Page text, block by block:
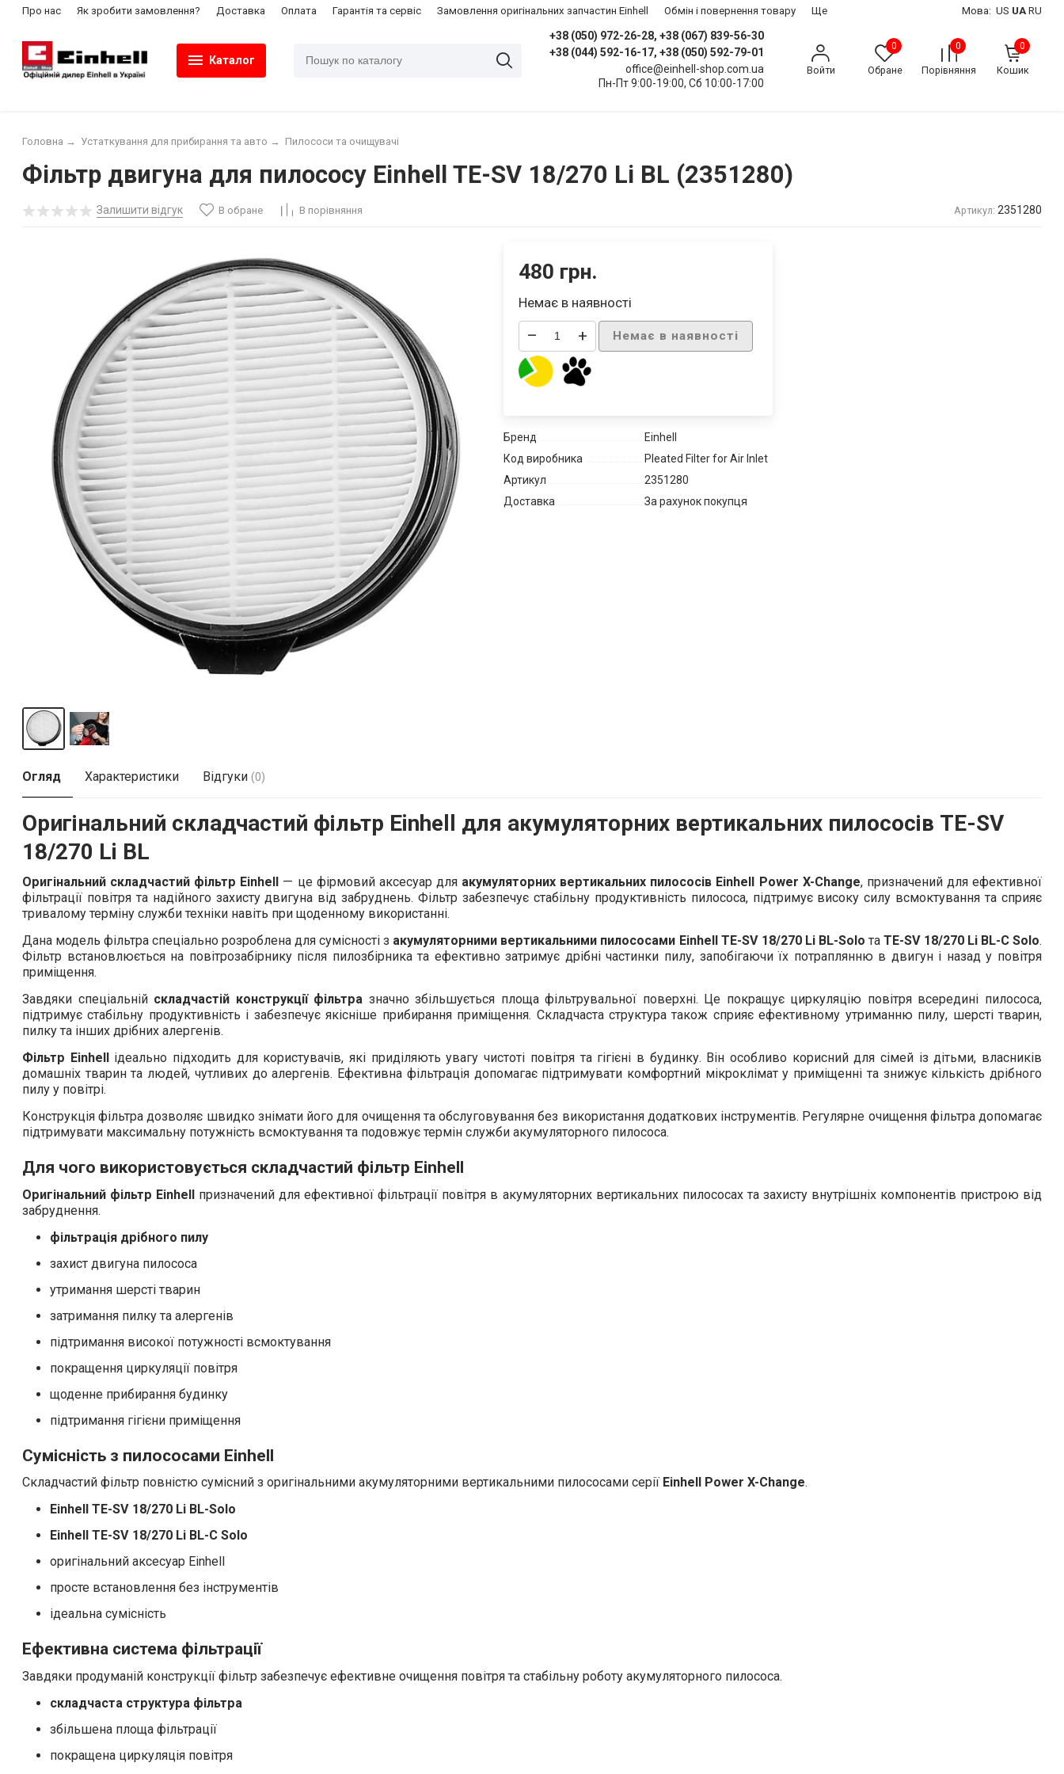
Про нас Як зробити замовлення? Доставка Оплата Гарантія та сервіс Замовлення оригінальних запчастин Einhell ​Обмін і повернення товару Ще Мова: US UA RU
Каталог
+38 (050) 972-26-28, +38 (067) 839-56-30
+38 (044) 592-16-17, +38 (050) 592-79-01
office@einhell-shop.com.ua
Пн-Пт 9:00-19:00, Сб 10:00-17:00
Войти
0
Обране
0
Порівняння
0
Кошик
Головна → Устаткування для прибирання та авто → Пилососи та очищувачі
Фільтр двигуна для пилососу Einhell TE-SV 18/270 Li BL (2351280)
Залишити відгук В обране В порівняння Артикул: 2351280
480 грн.
Немає в наявності
– + Немає в наявності
Бренд
Einhell
Код виробника
Pleated Filter for Air Inlet
Артикул
2351280
Доставка
За рахунок покупця
Огляд Характеристики Відгуки (0)
Оригінальний складчастий фільтр Einhell
для акумуляторних вертикальних пилососів TE-SV
18/270 Li BL
Оригінальний складчастий фільтр Einhell — це фірмовий аксесуар для акумуляторних вертикальних пилососів Einhell Power X-Change, призначений для ефективної
фільтрації повітря та надійного захисту двигуна від забруднень. Фільтр забезпечує стабільну продуктивність пилососа, підтримує високу силу всмоктування та сприяє
тривалому терміну служби техніки навіть при щоденному використанні.
Дана модель фільтра спеціально розроблена для сумісності з акумуляторними вертикальними пилососами Einhell TE-SV 18/270 Li BL-Solo та TE-SV 18/270 Li BL-C Solo.
Фільтр встановлюється на повітрозабірнику після пилозбірника та ефективно затримує дрібні частинки пилу, запобігаючи їх потраплянню в двигун і назад у повітря
приміщення.
Завдяки спеціальній складчастій конструкції фільтра значно збільшується площа фільтрувальної поверхні. Це покращує циркуляцію повітря всередині пилососа,
підтримує стабільну продуктивність і забезпечує якісніше прибирання приміщення. Складчаста структура також сприяє ефективному утриманню пилу, шерсті тварин,
пилку та інших дрібних алергенів.
Фільтр Einhellідеально підходить для користувачів, які приділяють увагу чистоті повітря та гігієні в будинку. Він особливо корисний для сімей із дітьми, власників
домашніх тварин та людей, чутливих до алергенів. Ефективна фільтрація допомагає підтримувати комфортний мікроклімат у приміщенні та знижує кількість дрібного
пилу у повітрі.
Конструкція фільтра дозволяє швидко знімати його для очищення та обслуговування без використання додаткових інструментів. Регулярне очищення фільтра допомагає
підтримувати максимальну потужність всмоктування та подовжує термін служби акумуляторного пилососа.
Для чого використовується складчастий фільтр Einhell
Оригінальний фільтр Einhell призначений для ефективної фільтрації повітря в акумуляторних вертикальних пилососах та захисту внутрішніх компонентів пристрою від
забруднення.
фільтрація дрібного пилу
захист двигуна пилососа
утримання шерсті тварин
затримання пилку та алергенів
підтримання високої потужності всмоктування
покращення циркуляції повітря
щоденне прибирання будинку
підтримання гігієни приміщення
Сумісність з пилососами Einhell
Складчастий фільтр повністю сумісний з оригінальними акумуляторними вертикальними пилососами серії Einhell Power X-Change.
Einhell TE-SV 18/270 Li BL-Solo
Einhell TE-SV 18/270 Li BL-C Solo
оригінальний аксесуар Einhell
просте встановлення без інструментів
ідеальна сумісність
Ефективна система фільтрації
Завдяки продуманій конструкції фільтр забезпечує ефективне очищення повітря та стабільну роботу акумуляторного пилососа.
складчаста структура фільтра
збільшена площа фільтрації
покращена циркуляція повітря